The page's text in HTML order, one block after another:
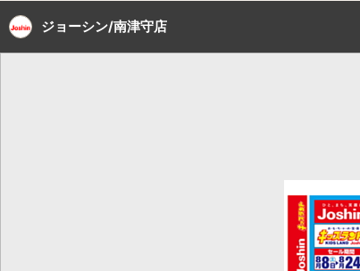
ジョーシン/南津守店